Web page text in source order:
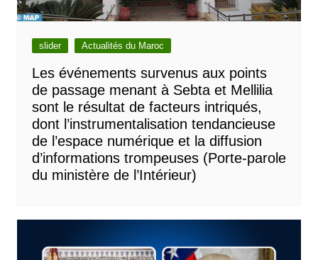
slider Actualités du Maroc
Les événements survenus aux points
de passage menant à Sebta et Mellilia
sont le résultat de facteurs intriqués,
dont l’instrumentalisation tendancieuse
de l’espace numérique et la diffusion
d’informations trompeuses (Porte-parole
du ministère de l’Intérieur)